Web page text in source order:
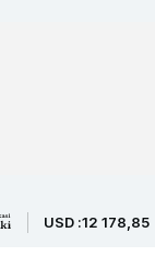
USD :12 178,85